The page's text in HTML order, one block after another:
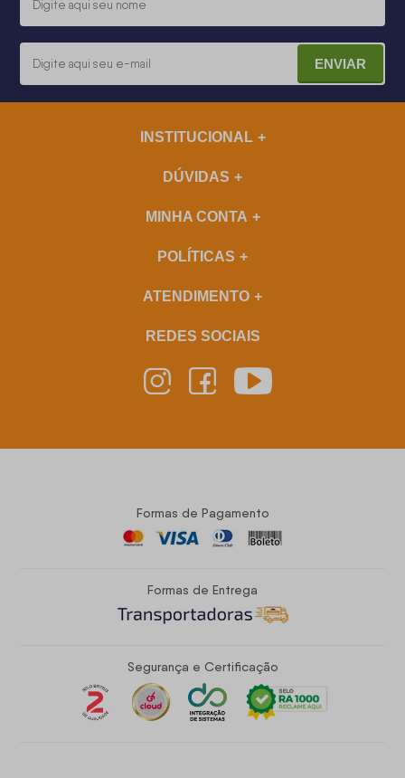
ENVIAR
INSTITUCIONAL
DÚVIDAS
MINHA CONTA
POLÍTICAS
ATENDIMENTO
REDES SOCIAIS
Formas de Pagamento
Formas de Entrega
Segurança e Certificação